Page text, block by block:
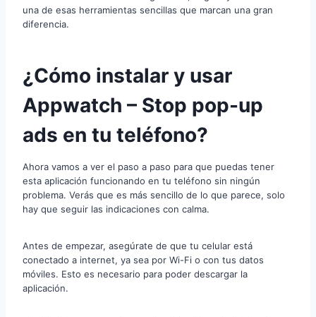
una de esas herramientas sencillas que marcan una gran
diferencia.
¿Cómo instalar y usar
Appwatch – Stop pop-up
ads en tu teléfono?
Ahora vamos a ver el paso a paso para que puedas tener
esta aplicación funcionando en tu teléfono sin ningún
problema. Verás que es más sencillo de lo que parece, solo
hay que seguir las indicaciones con calma.
Antes de empezar, asegúrate de que tu celular está
conectado a internet, ya sea por Wi-Fi o con tus datos
móviles. Esto es necesario para poder descargar la
aplicación.